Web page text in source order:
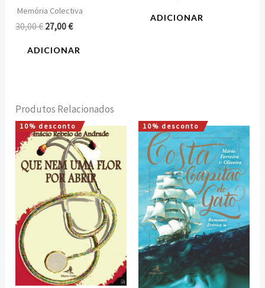
Memória Colectiva
30,00€ 27,00€
ADICIONAR
ADICIONAR
Produtos Relacionados
10% desconto
O
preço
original
era:
12,60 €.
O
preço
atual
é:
11,34 €.
10% desconto
O
preço
original
era:
15,00 €.
O
preço
atual
é:
13,50 €.